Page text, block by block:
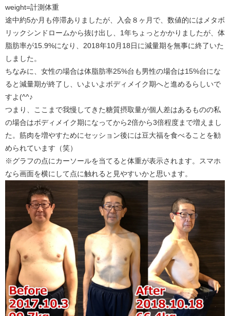
weight=計測体重
途中約5か月も停滞ありましたが、入会８ヶ月で、数値的にはメタボ
リックシンドロームから抜け出し、1年ちょっとかかりましたが、体
脂肪率が15.9%になり、2018年10月18日に減量期を無事に終了いた
しました。
ちなみに、女性の場合は体脂肪率25%台も男性の場合は15%台にな
ると減量期が終了し、いよいよボディメイク期へと進めるらしいで
すよ(^^♪
つまり、ここまで我慢してきた糖質摂取量が個人差はあるものの私
の場合はボディメイク期になってから2倍から3倍程度まで増えまし
た。筋肉を増やすためにセッション後には豆大福を食べることを勧
められています（笑）
※グラフの点にカーソールを当てると体重が表示されます。スマホ
なら画面を横にして点に触れると見やすいかと思います。